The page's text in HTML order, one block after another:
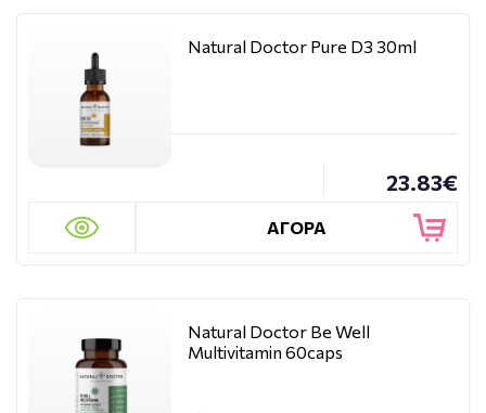
Natural Doctor Pure D3 30ml
23.83€
ΑΓΟΡΑ
Natural Doctor Be Well
Multivitamin 60caps